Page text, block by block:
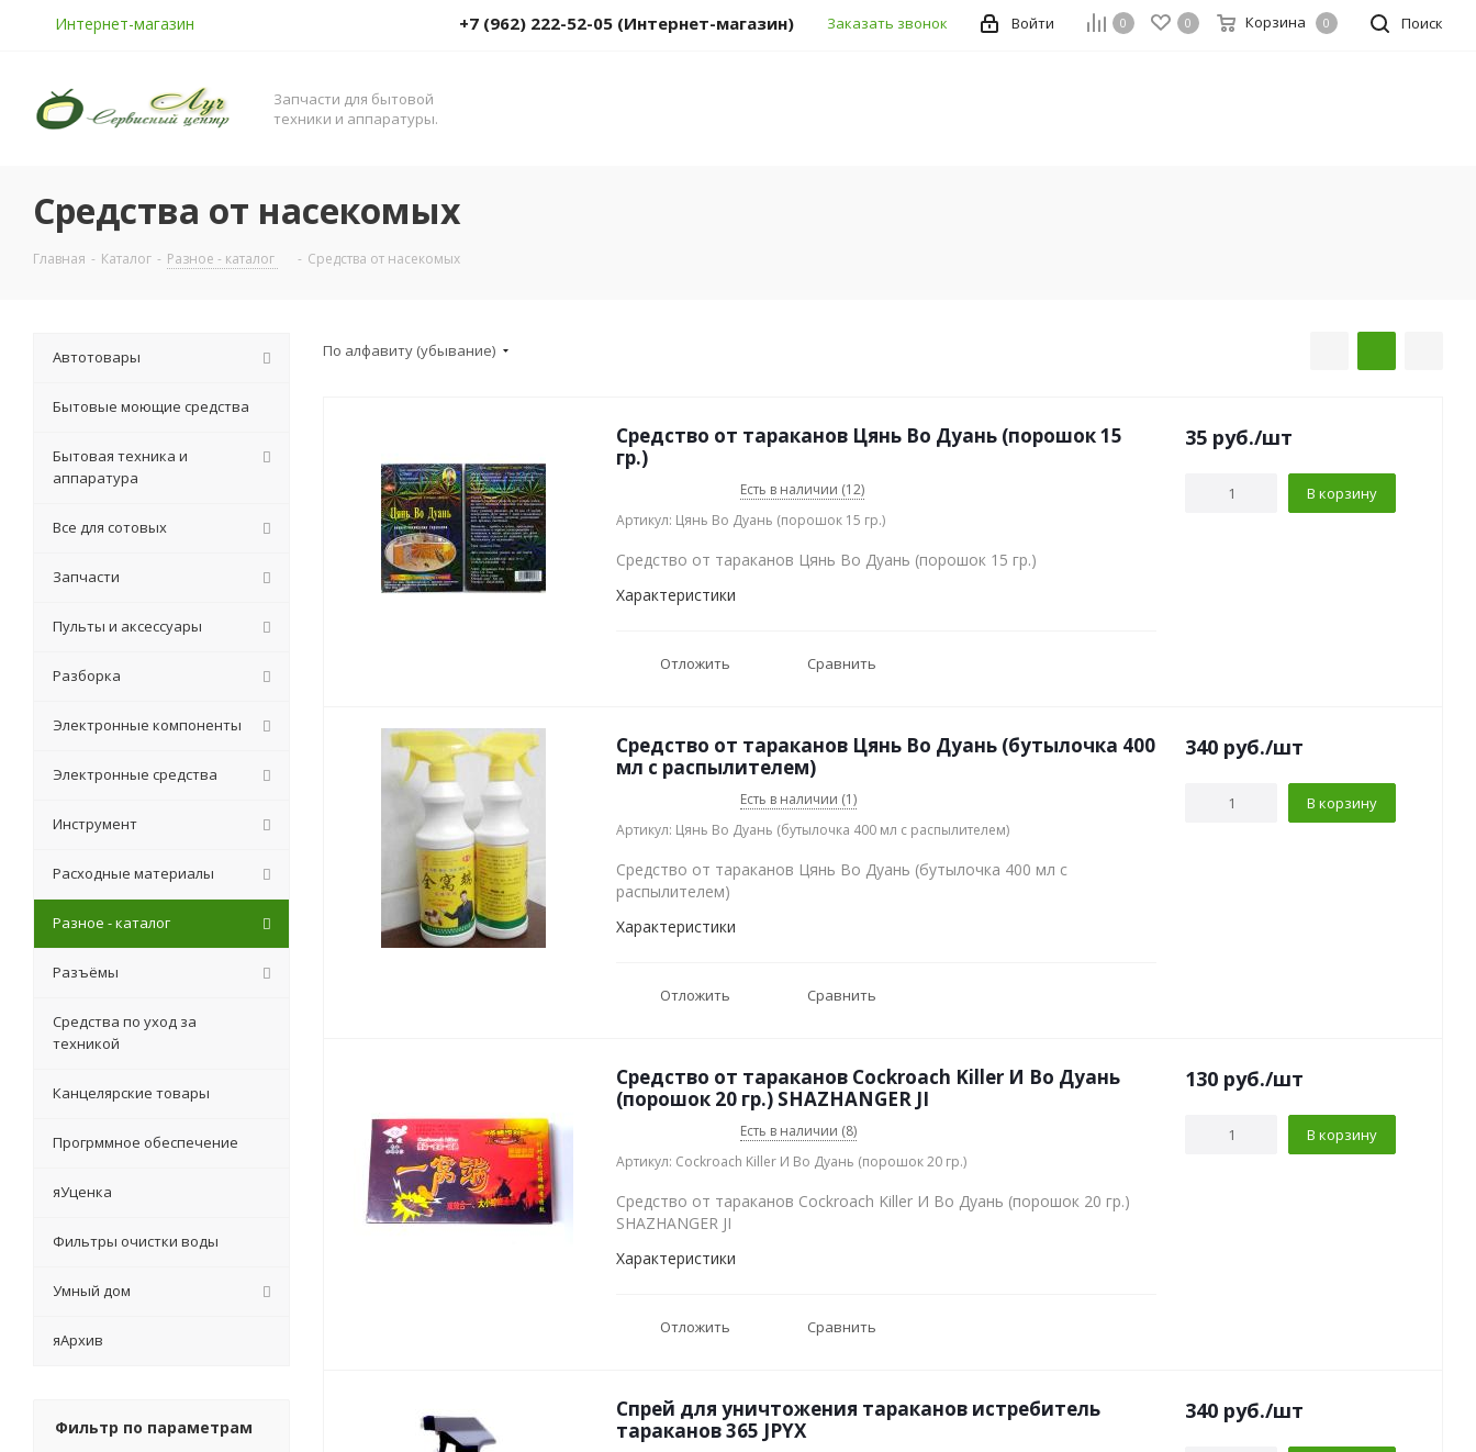
Интернет-магазин Поиск
0 0 Корзина 0
Войти
+7 (962) 222-52-05 (Интернет-магазин) Заказать звонок
Запчасти для бытовой
техники и аппаратуры.
Средства от насекомых
Главная - Каталог - Разное - каталог - Средства от насекомых
По алфавиту (убывание)
Средство от тараканов Цянь Во Дуань (порошок 15
гр.)
Есть в наличии (12)
Артикул: Цянь Во Дуань (порошок 15 гр.)
Средство от тараканов Цянь Во Дуань (порошок 15 гр.)
Характеристики
Отложить Сравнить
35 руб./шт
В корзину
Средство от тараканов Цянь Во Дуань (бутылочка 400
мл с распылителем)
Есть в наличии (1)
Артикул: Цянь Во Дуань (бутылочка 400 мл с распылителем)
Средство от тараканов Цянь Во Дуань (бутылочка 400 мл с
распылителем)
Характеристики
Отложить Сравнить
340 руб./шт
В корзину
Средство от тараканов Cockroach Killer И Во Дуань
(порошок 20 гр.) SHAZHANGER JI
Есть в наличии (8)
Артикул: Cockroach Killer И Во Дуань (порошок 20 гр.)
Средство от тараканов Cockroach Killer И Во Дуань (порошок 20 гр.)
SHAZHANGER JI
Характеристики
Отложить Сравнить
130 руб./шт
В корзину
Спрей для уничтожения тараканов истребитель
тараканов 365 JPYX
340 руб./шт
Автотовары
Бытовые моющие средства
Бытовая техника и
аппаратура
Все для сотовых
Запчасти
Пульты и аксессуары
Разборка
Электронные компоненты
Электронные средства
Инструмент
Расходные материалы
Разное - каталог
Разъёмы
Средства по уход за
техникой
Канцелярские товары
Прогрммное обеспечение
яУценка
Фильтры очистки воды
Умный дом
яАрхив
Фильтр по параметрам